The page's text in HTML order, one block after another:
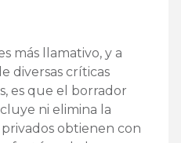
más llamativo, y a
diversas críticas
es que el borrador
ni elimina la
obtienen con